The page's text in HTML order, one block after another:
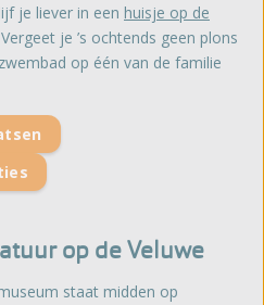
je liever in een huisje op de
je ’s ochtends geen plons
op één van de familie
op de Veluwe
staat midden op